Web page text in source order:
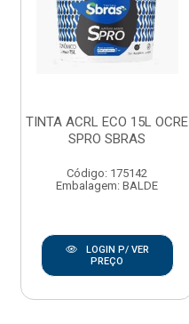
TINTA ACRL ECO 15L OCRE
SPRO SBRAS
Código: 175142
Embalagem: BALDE
LOGIN P/ VER
PREÇO